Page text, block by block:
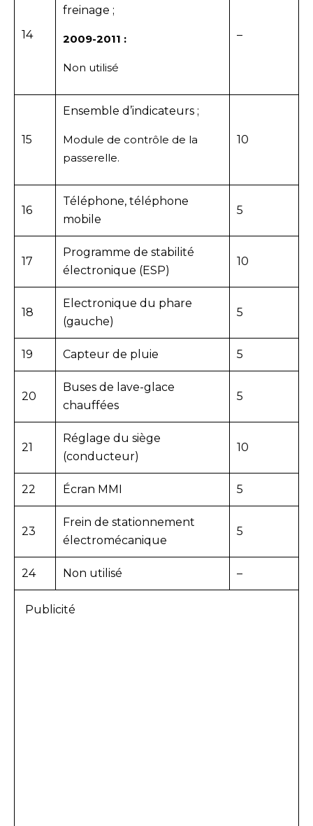
14
freinage ;
2009-2011 :
Non utilisé
–
15
Ensemble d’indicateurs ;
Module de contrôle de la
passerelle.
10
16
Téléphone, téléphone
mobile
5
17
Programme de stabilité
électronique (ESP)
10
18
Electronique du phare
(gauche)
5
19 Capteur de pluie 5
20
Buses de lave-glace
chauffées
5
21
Réglage du siège
(conducteur)
10
22 Écran MMI 5
23
Frein de stationnement
électromécanique
5
24 Non utilisé –
Publicité